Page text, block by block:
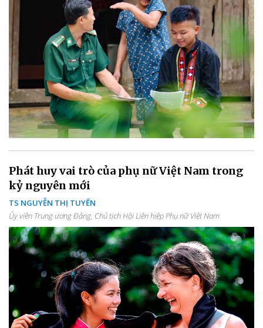
Phát huy vai trò của phụ nữ Việt Nam trong
kỷ nguyên mới
TS NGUYỄN THỊ TUYẾN
Ủy viên Trung ương Đảng, Chủ tịch Hội Liên hiệp Phụ nữ Việt Nam